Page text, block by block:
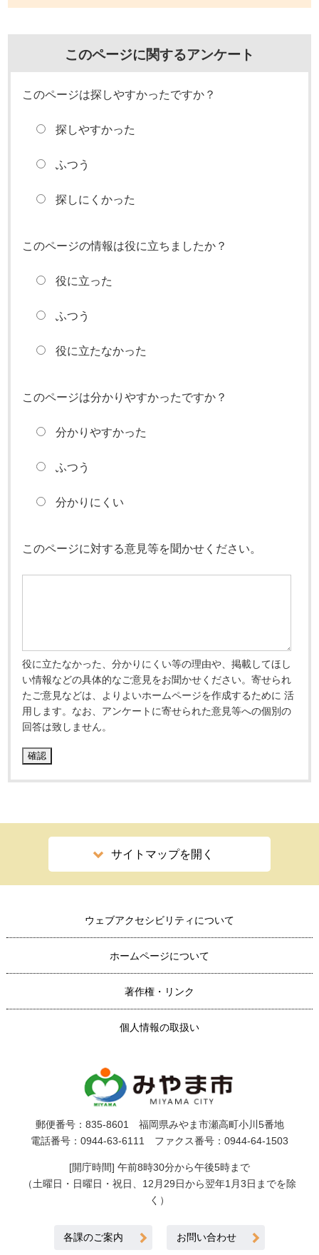
このページに関するアンケート
このページは探しやすかったですか？
探しやすかった
ふつう
探しにくかった
このページの情報は役に立ちましたか？
役に立った
ふつう
役に立たなかった
このページは分かりやすかったですか？
分かりやすかった
ふつう
分かりにくい
このページに対する意見等を聞かせください。
役に立たなかった、分かりにくい等の理由や、掲載してほし
い情報などの具体的なご意見をお聞かせください。寄せられ
たご意見などは、よりよいホームページを作成するために 活
用します。なお、アンケートに寄せられた意見等への個別の
回答は致しません。
サイトマップを開く
ウェブアクセシビリティについて
ホームページについて
著作権・リンク
個人情報の取扱い
郵便番号：835-8601 福岡県みやま市瀬高町小川5番地
電話番号：0944-63-6111 ファクス番号：0944-64-1503
[開庁時間] 午前8時30分から午後5時まで
（土曜日・日曜日・祝日、12月29日から翌年1月3日までを除
く）
各課のご案内 お問い合わせ